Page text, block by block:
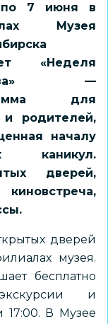
7 июня в
Музея
«Неделя
—
для
и родителей,
началу
каникул.
дверей,
дверей
музея.
бесплатно
и
17:00. В Музее